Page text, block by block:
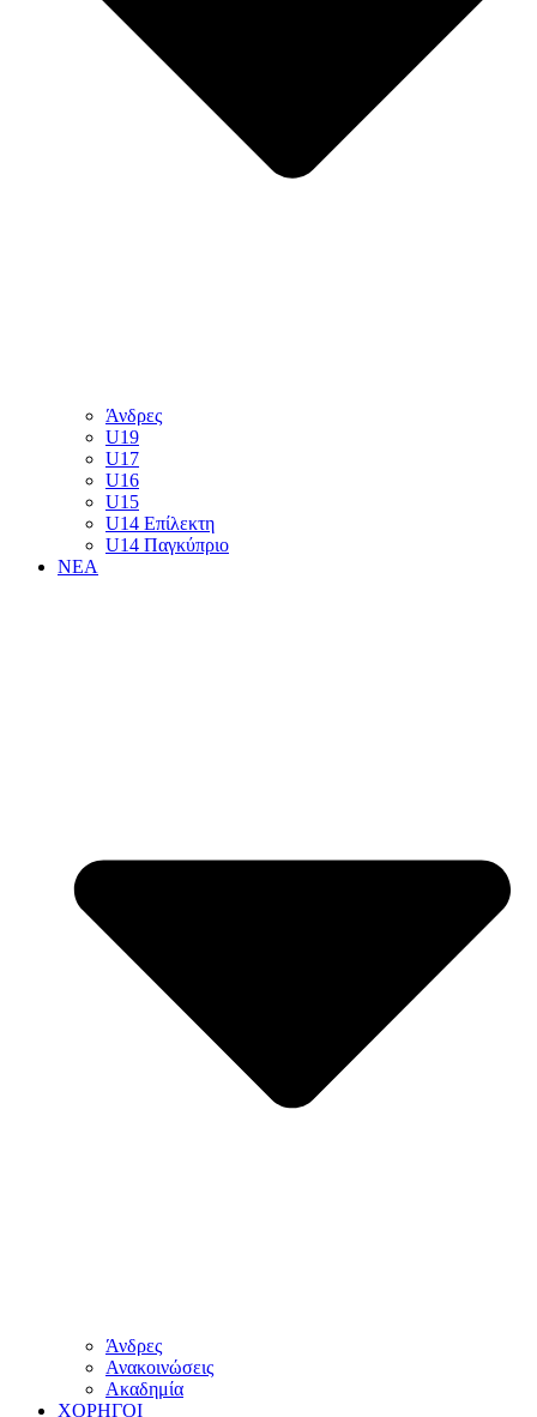
Άνδρες
U19
U17
U16
U15
U14 Επίλεκτη
U14 Παγκύπριο
ΝΕΑ
Άνδρες
Ανακοινώσεις
Ακαδημία
ΧΟΡΗΓΟΙ